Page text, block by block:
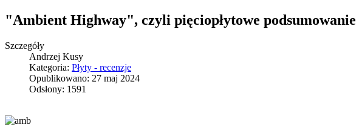
"Ambient Highway", czyli pięciopłytowe podsumowanie
Szczegóły
Andrzej Kusy
Kategoria: Płyty - recenzje
Opublikowano: 27 maj 2024
Odsłony: 1591